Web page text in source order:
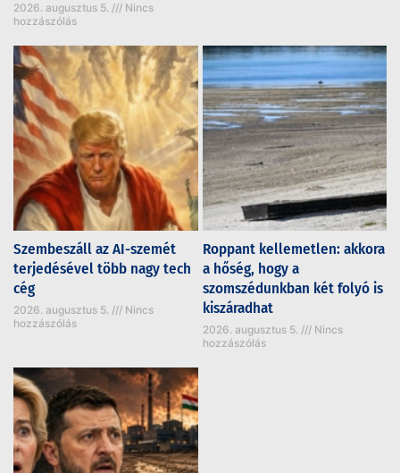
2026. augusztus 5.
Nincs
hozzászólás
Szembeszáll az AI-szemét
terjedésével több nagy tech
cég
2026. augusztus 5.
Nincs
hozzászólás
Roppant kellemetlen: akkora
a hőség, hogy a
szomszédunkban két folyó is
kiszáradhat
2026. augusztus 5.
Nincs
hozzászólás